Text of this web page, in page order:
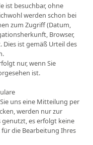
ist besuchbar, ohne
werden schon bei
zum Zugriff (Datum,
Browser,
Dies ist gemäß Urteil des
nur, wenn Sie
ist.
uns eine Mitteilung per
werden nur zur
genutzt, es erfolgt keine
die Bearbeitung Ihres